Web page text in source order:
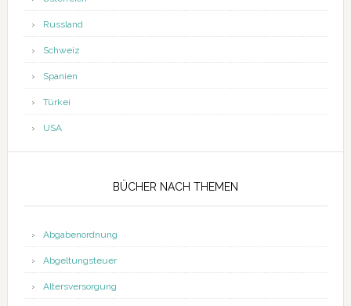
Russland
Schweiz
Spanien
Türkei
USA
BÜCHER NACH THEMEN
Abgabenordnung
Abgeltungsteuer
Altersversorgung